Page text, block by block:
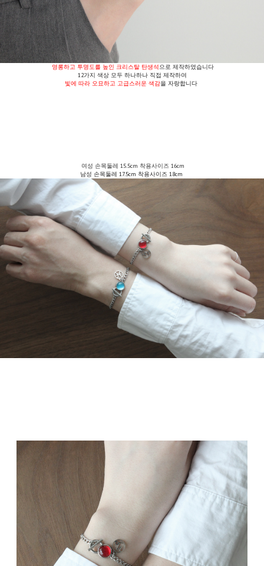
영롱하고 투명도를 높인 크리스탈 탄생석으로 제작하였습니다
12가지 색상 모두 하나하나 직접 제작하여
빛에 따라 오묘하고 고급스러운 색감을 자랑합니다
여성 손목둘레 15.5cm 착용사이즈 16cm
남성 손목둘레 17.5cm 착용사이즈 18cm